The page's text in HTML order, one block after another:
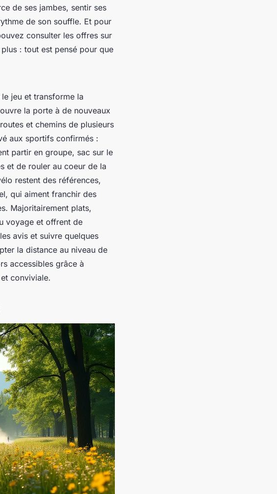
de ses jambes, sentir ses
de son souffle. Et pour
consulter les offres sur
plus : tout est pensé pour que
jeu et transforme la
la porte à de nouveaux
et chemins de plusieurs
aux sportifs confirmés :
partir en groupe, sac sur le
et de rouler au coeur de la
restent des références,
qui aiment franchir des
Majoritairement plats,
voyage et offrent de
avis et suivre quelques
la distance au niveau de
accessibles grâce à
conviviale.